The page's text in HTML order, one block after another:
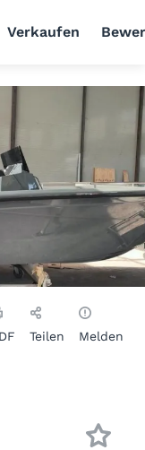
Verkaufen
Teilen Melden